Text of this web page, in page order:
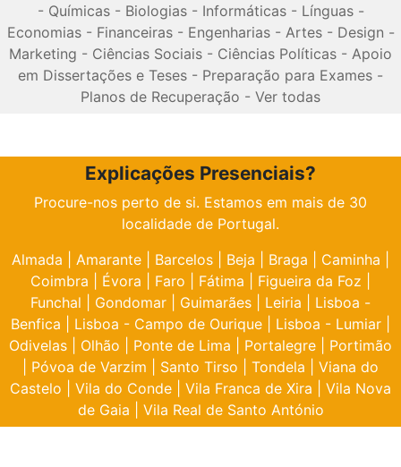
- Químicas- Biologias- Informáticas- Línguas-
Economias- Financeiras- Engenharias- Artes- Design -
Marketing - Ciências Sociais - Ciências Políticas - Apoio
em Dissertações e Teses - Preparação para Exames -
Planos de Recuperação - Ver todas
Explicações Presenciais?
Procure-nos perto de si. Estamos em mais de 30
localidade de Portugal.
Almada
Amarante Barcelos Beja Braga Caminha
Coimbra
Évora Faro Fátima Figueira da Foz
Funchal
Gondomar Guimarães Leiria
Lisboa -
Benfica
Lisboa - Campo de Ourique Lisboa - Lumiar
Odivelas
Olhão Ponte de Lima Portalegre
Portimão
Póvoa de Varzim Santo Tirso Tondela
Viana do
Castelo
Vila do Conde Vila Franca de Xira
Vila Nova
de Gaia
Vila Real de Santo António